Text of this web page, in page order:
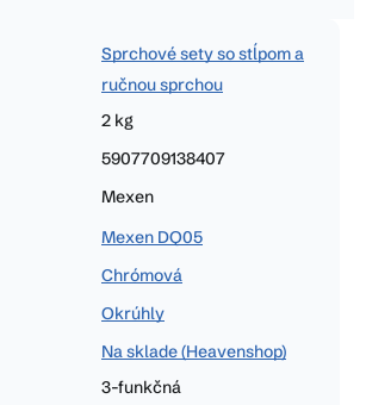
Sprchové sety so stĺpom a
ručnou sprchou
2 kg
5907709138407
Mexen
Mexen DQ05
Chrómová
Okrúhly
Na sklade (Heavenshop)
3-funkčná